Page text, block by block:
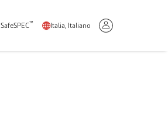
SafeSPEC™ Italia, Italiano